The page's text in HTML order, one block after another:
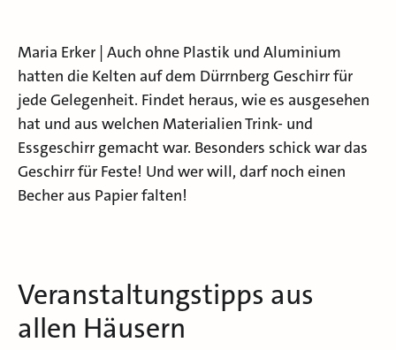
Maria Erker | Auch ohne Plastik und Aluminium
hatten die Kelten auf dem Dürrnberg Geschirr für
jede Gelegenheit. Findet heraus, wie es ausgesehen
hat und aus welchen Materialien Trink- und
Essgeschirr gemacht war. Besonders schick war das
Geschirr für Feste! Und wer will, darf noch einen
Becher aus Papier falten!
Veranstaltungstipps aus
allen Häusern